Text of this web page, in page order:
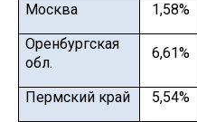
Москва 1,58%
Оренбургская
обл.
6,61%
Пермский край 5,54%